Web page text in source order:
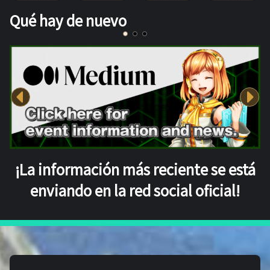
Qué hay de nuevo
¡La información más reciente se está
enviando en la red social oficial!